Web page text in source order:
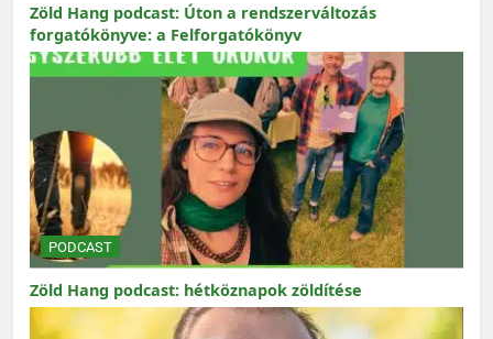
Zöld Hang podcast: Úton a rendszerváltozás
forgatókönyve: a Felforgatókönyv
PODCAST
Zöld Hang podcast: hétköznapok zöldítése